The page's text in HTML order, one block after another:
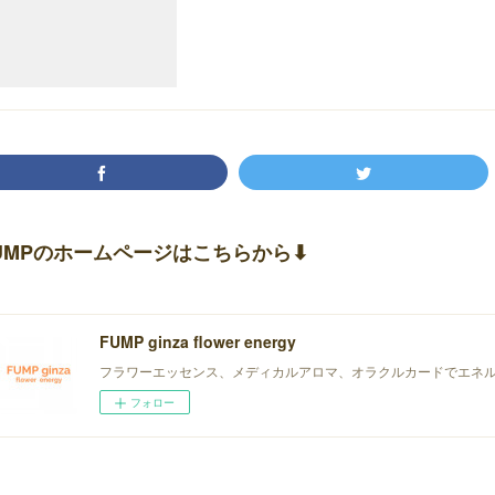
のホームページはこちらから⬇︎
FUMP ginza flower energy
フラワーエッセンス、メディカルアロマ、オラクルカードでエネ
フォロー